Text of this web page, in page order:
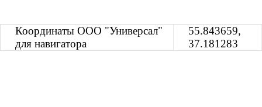
Координаты ООО "Универсал"
для навигатора
55.843659,
37.181283